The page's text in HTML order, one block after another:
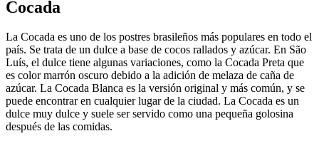
Cocada
La Cocada es uno de los postres brasileños más populares en todo el
país. Se trata de un dulce a base de cocos rallados y azúcar. En São
Luís, el dulce tiene algunas variaciones, como la Cocada Preta que
es color marrón oscuro debido a la adición de melaza de caña de
azúcar. La Cocada Blanca es la versión original y más común, y se
puede encontrar en cualquier lugar de la ciudad. La Cocada es un
dulce muy dulce y suele ser servido como una pequeña golosina
después de las comidas.